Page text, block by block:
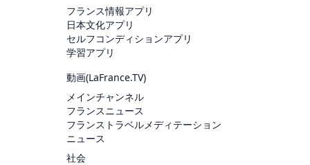
フランス情報アプリ
日本文化アプリ
セルフコンディションアプリ
学習アプリ
動画(LaFrance.TV)
メインチャンネル
フランスニュース
フランストラベルメディテーション
ニュース
社会